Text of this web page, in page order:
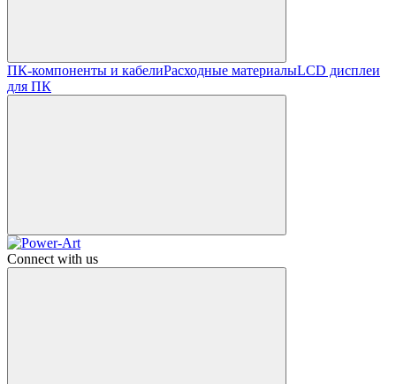
ПК-компоненты и кабелиРасходные материалыLCD дисплеи
для ПК
Connect with us